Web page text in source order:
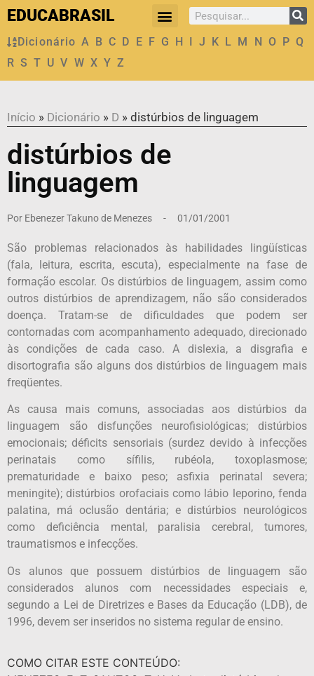
EDUCABRASIL
Dicionário A B C D E F G H I J K L M N O P Q
R S T U V W X Y Z
Início » Dicionário » D » distúrbios de linguagem
distúrbios de
linguagem
Por Ebenezer Takuno de Menezes - 01/01/2001
São problemas relacionados às habilidades lingüísticas
(fala, leitura, escrita, escuta), especialmente na fase de
formação escolar. Os distúrbios de linguagem, assim como
outros distúrbios de aprendizagem, não são considerados
doença. Tratam-se de dificuldades que podem ser
contornadas com acompanhamento adequado, direcionado
às condições de cada caso. A dislexia, a disgrafia e
disortografia são alguns dos distúrbios de linguagem mais
freqüentes.
As causa mais comuns, associadas aos distúrbios da
linguagem são disfunções neurofisiológicas; distúrbios
emocionais; déficits sensoriais (surdez devido à infecções
perinatais como sífilis, rubéola, toxoplasmose;
prematuridade e baixo peso; asfixia perinatal severa;
meningite); distúrbios orofaciais como lábio leporino, fenda
palatina, má oclusão dentária; e distúrbios neurológicos
como deficiência mental, paralisia cerebral, tumores,
traumatismos e infecções.
Os alunos que possuem distúrbios de linguagem são
considerados alunos com necessidades especiais e,
segundo a Lei de Diretrizes e Bases da Educação (LDB), de
1996, devem ser inseridos no sistema regular de ensino.
COMO CITAR ESTE CONTEÚDO: